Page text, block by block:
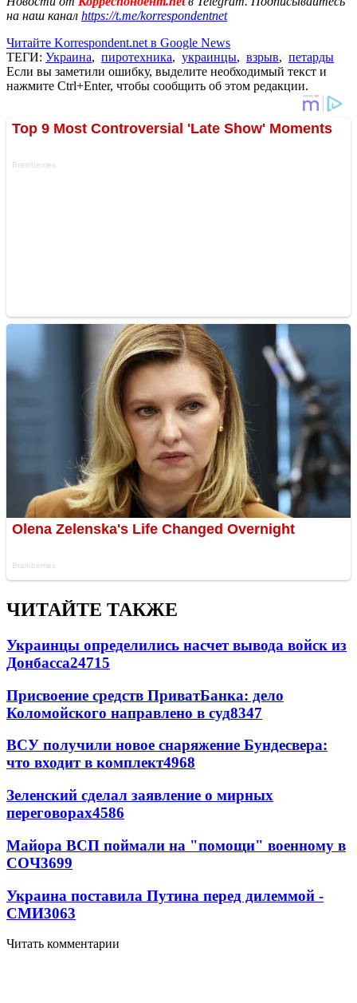
на наш канал https://t.me/korrespondentnet
Читайте Korrespondent.net в Google News
ТЕГИ: Украина, пиротехника, украинцы, взрыв, петарды
Если вы заметили ошибку, выделите необходимый текст и
нажмите Ctrl+Enter, чтобы сообщить об этом редакции.
ЧИТАЙТЕ ТАКЖЕ
Украинцы определились насчет вывода войск из
Донбасса24715
Присвоение средств ПриватБанка: дело
Коломойского направлено в суд8347
ВСУ получили новое снаряжение Бундесвера:
что входит в комплект4968
Зеленский сделал заявление о мирных
переговорах4586
Майора ВСП поймали на "помощи" военному в
СОЧ3699
Украина поставила Путина перед дилеммой -
СМИ3063
Читать комментарии